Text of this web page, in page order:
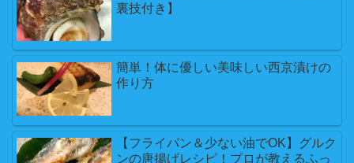
裏技付き】
簡単！体に優しい美味しい西京漬けの
作り方
【フライパン＆少ない油でOK】グルク
ンの唐揚げレシピ！プロが教えるふっ